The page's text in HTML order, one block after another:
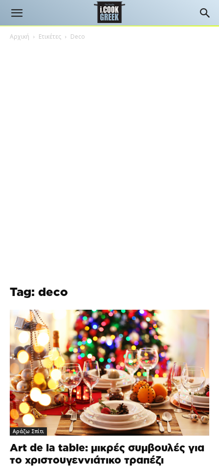
Αρχική Ετικέτες Deco
Tag: deco
Αράζω Σπίτι
Art de la table: μικρές συμβουλές για
το χριστουγεννιάτικο τραπέζι